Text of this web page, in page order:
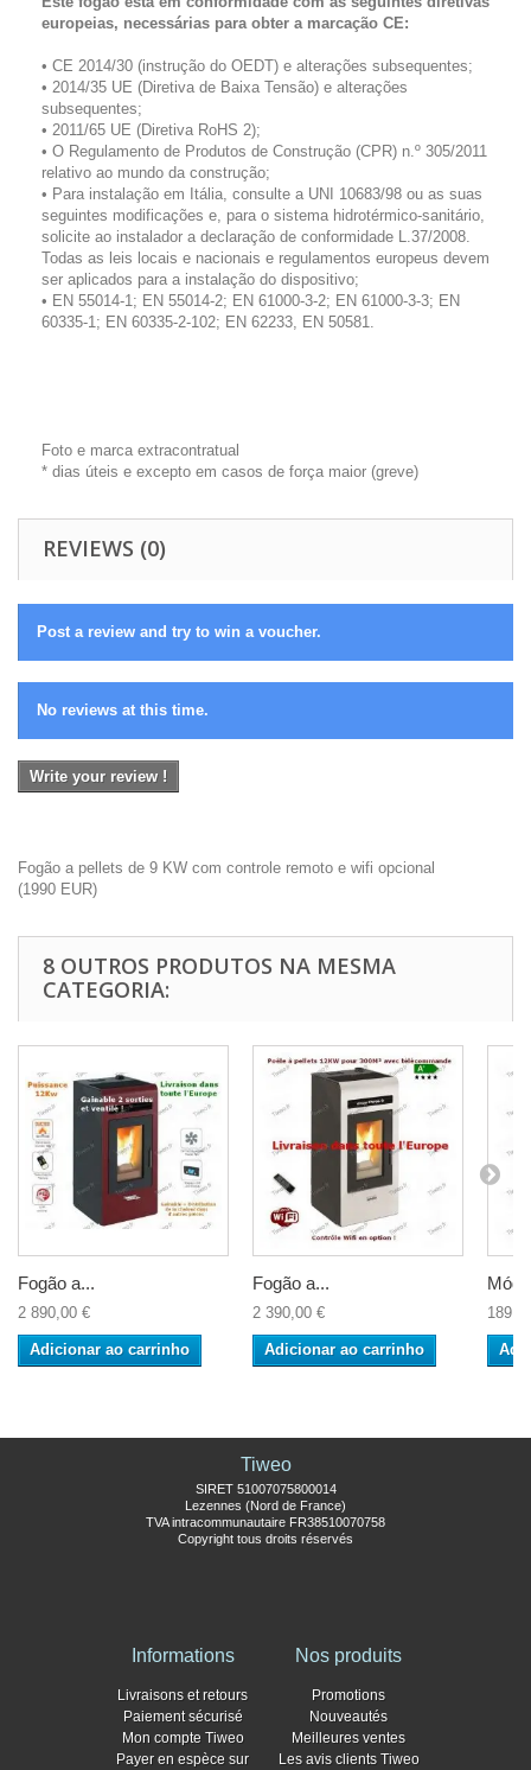
europeias, necessárias para obter a marcação CE:
• CE 2014/30 (instrução do OEDT) e alterações subsequentes;
• 2014/35 UE (Diretiva de Baixa Tensão) e alterações
subsequentes;
• 2011/65 UE (Diretiva RoHS 2);
• O Regulamento de Produtos de Construção (CPR) n.º 305/2011
relativo ao mundo da construção;
• Para instalação em Itália, consulte a UNI 10683/98 ou as suas
seguintes modificações e, para o sistema hidrotérmico-sanitário,
solicite ao instalador a declaração de conformidade L.37/2008.
Todas as leis locais e nacionais e regulamentos europeus devem
ser aplicados para a instalação do dispositivo;
• EN 55014-1; EN 55014-2; EN 61000-3-2; EN 61000-3-3; EN
60335-1; EN 60335-2-102; EN 62233, EN 50581.
Foto e marca extracontratual
* dias úteis e excepto em casos de força maior (greve)
REVIEWS (0)
Post a review and try to win a voucher.
No reviews at this time.
Write your review !
Fogão a pellets de 9 KW com controle remoto e wifi opcional
(1990 EUR)
8 OUTROS PRODUTOS NA MESMA
CATEGORIA:
Fogão a...
2 890,00 €
Adicionar ao carrinho
Fogão a...
2 390,00 €
Adicionar ao carrinho
Tiweo
SIRET 51007075800014
Lezennes (Nord de France)
TVA intracommunautaire FR38510070758
Copyright tous droits réservés
Informations
Livraisons et retours
Paiement sécurisé
Mon compte Tiweo
Payer en espèce sur
Nos produits
Promotions
Nouveautés
Meilleures ventes
Les avis clients Tiweo